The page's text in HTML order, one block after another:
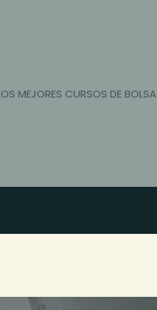
MEJORES CURSOS DE BOLSA